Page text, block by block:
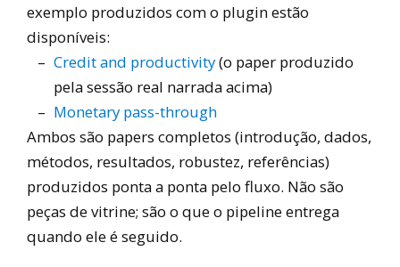
exemplo produzidos com o plugin estão
disponíveis:
Credit and productivity(o paper produzido
pela sessão real narrada acima)
Monetary pass-through
Ambos são papers completos (introdução, dados,
métodos, resultados, robustez, referências)
produzidos ponta a ponta pelo fluxo. Não são
peças de vitrine; são o que o pipeline entrega
quando ele é seguido.